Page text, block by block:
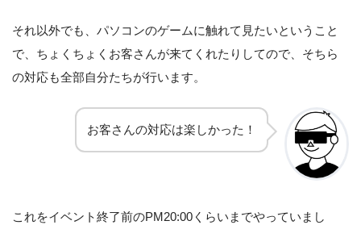
それ以外でも、パソコンのゲームに触れて見たいということ
で、ちょくちょくお客さんが来てくれたりしてので、そちら
の対応も全部自分たちが行います。
お客さんの対応は楽しかった！
これをイベント終了前のPM20:00くらいまでやっていまし